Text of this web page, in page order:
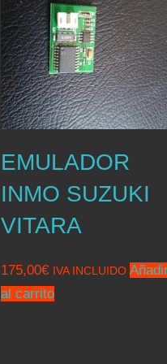
EMULADOR
INMO SUZUKI
VITARA
175,00€ IVA INCLUIDO
al carrito